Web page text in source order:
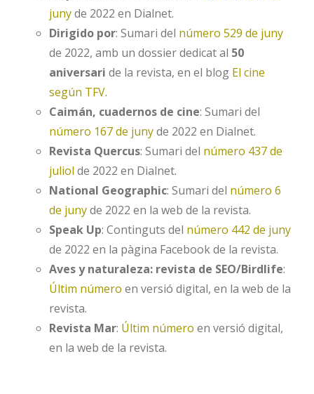
junyde 2022 en Dialnet.
Dirigido por: Sumari del número 529 de juny
de 2022, amb un dossier dedicat al 50
aniversari de la revista, en el blog El cine
según TFV.
Caimán, cuadernos de cine: Sumari del
número 167 de junyde 2022 en Dialnet.
Revista Quercus: Sumari del número 437 de
juliol de 2022 en Dialnet.
National Geographic: Sumari del número 6
de junyde 2022 en la web de la revista.
Speak Up: Continguts del número 442 de juny
de 2022 en la pàgina Facebook de la revista.
Aves y naturaleza: revista de SEO/Birdlife:
Últim número en versió digital, en la web de la
revista.
Revista Mar: Últim número en versió digital,
en la web de la revista.